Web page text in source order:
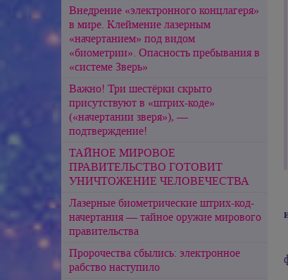
Внедрение «электронного концлагеря»
в мире. Клеймение лазерным
«начертанием» под видом
«биометрии». Опасность пребывания в
«системе Зверь»
Важно! Три шестёрки скрыто
присутствуют в «штрих-коде»
(«начертании зверя»), —
подтверждение!
ТАЙНОЕ МИРОВОЕ
ПРАВИТЕЛЬСТВО ГОТОВИТ
УНИЧТОЖЕНИЕ ЧЕЛОВЕЧЕСТВА
Лазерные биометрические штрих-код-
начертания — тайное оружие мирового
правительства
Пророчества сбылись: электронное
рабство наступило